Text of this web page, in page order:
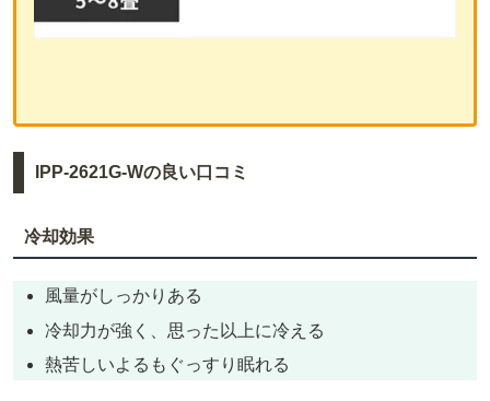
IPP-2621G-Wの良い口コミ
冷却効果
風量がしっかりある
冷却力が強く、思った以上に冷える
熱苦しいよるもぐっすり眠れる